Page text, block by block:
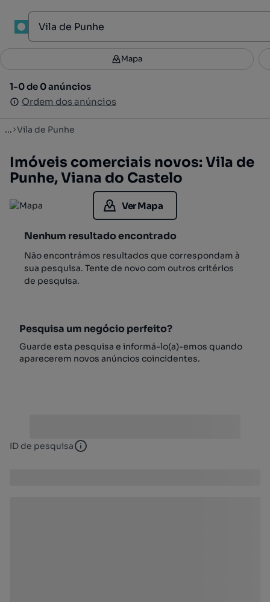
Filtros 3
1-0 de 0 anúncios
Ordem dos anúncios
Mapa
1-0 de 0 anúncios
Ordem dos anúncios
... Vila de Punhe
Imóveis comerciais novos: Vila de
Punhe, Viana do Castelo
Ver Mapa
Nenhum resultado encontrado
Não encontrámos resultados que correspondam à
sua pesquisa. Tente de novo com outros critérios
de pesquisa.
Pesquisa um negócio perfeito?
Guarde esta pesquisa e informá-lo(a)-emos quando
aparecerem novos anúncios coincidentes.
ID de pesquisa ID de pesquisa